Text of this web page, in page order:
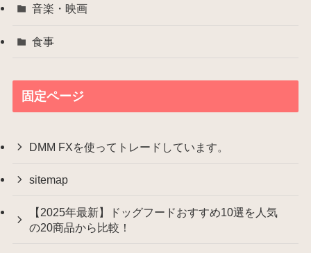
音楽・映画
食事
固定ページ
DMM FXを使ってトレードしています。
sitemap
【2025年最新】ドッグフードおすすめ10選を人気
の20商品から比較！